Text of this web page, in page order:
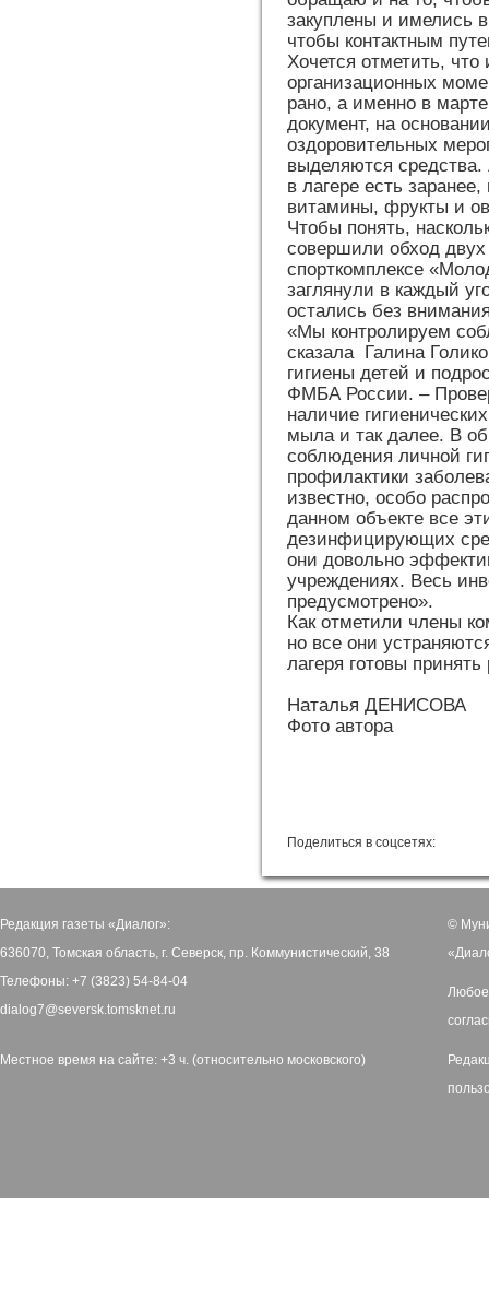
закуплены и имелись
чтобы контактным
Хочется отметить,
организационных
рано, а именно в
документ, на
оздоровительных
выделяются
в лагере есть
витамины, фрукты и
Чтобы понять,
совершили обход
спорткомплексе
заглянули в каждый
остались без
«Мы контролируем
сказала Галина
гигиены детей и
ФМБА России. –
наличие
мыла и так далее. В
соблюдения личной
профилактики
известно, особо
данном объекте все
дезинфицирующих
они довольно
учреждениях. Весь
предусмотрено».
Как отметили члены
но все они
лагеря готовы
Наталья ДЕНИСОВА
Фото автора
Поделиться в соцсетях:
Редакция газеты «Диалог»:
636070, Томская область, г. Северск, пр. Коммунистический, 38
Телефоны: +7 (3823) 54-84-04
dialog7@seversk.tomsknet.ru
Местное время на сайте: +3 ч. (относительно московского)
©
Любое